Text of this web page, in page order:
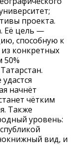
проекта.
Её цель —
способную к
конкретных
50%
начнёт
чётким
Также
уровень:
вид, и